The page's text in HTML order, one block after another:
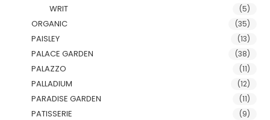
WRIT (5)
ORGANIC (35)
PAISLEY (13)
PALACE GARDEN (38)
PALAZZO (11)
PALLADIUM (12)
PARADISE GARDEN (11)
PATISSERIE (9)